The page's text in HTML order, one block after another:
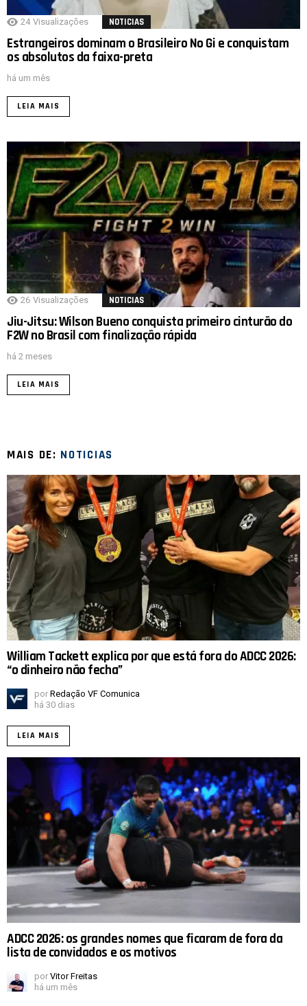
24 Visualizações NOTICIAS
Estrangeiros dominam o Brasileiro No Gi e conquistam
os absolutos da faixa-preta
há um mês
LEIA MAIS
26 Visualizações NOTICIAS
Jiu-Jitsu: Wilson Bueno conquista primeiro cinturão do
F2W no Brasil com finalização rápida
há 2 meses
LEIA MAIS
MAIS DE: NOTICIAS
William Tackett explica por que está fora do ADCC 2026:
“o dinheiro não fecha”
por Redação VF Comunica
há 30 dias
LEIA MAIS
ADCC 2026: os grandes nomes que ficaram de fora da
lista de convidados e os motivos
por Vitor Freitas
há um mês